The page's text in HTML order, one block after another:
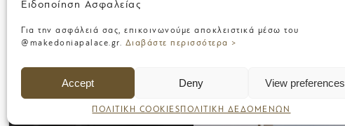
Ειδοποίηση Ασφαλείας
Για την ασφάλειά σας, επικοινωνούμε αποκλειστικά μέσω του
@makedoniapalace.gr. Διαβάστε περισσότερα >
Accept Deny View preferences
ΠΟΛΙΤΙΚΗ COOKIES ΠΟΛΙΤΙΚΗ ΔΕΔΟΜΕΝΩΝ